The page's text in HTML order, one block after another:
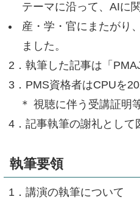
テーマに沿って、AIに
産・学・官にまたがり
ました。
2．執筆した記事は「
3．PMS資格者はCPUを
＊ 視聴に伴う受講証明
4．記事執筆の謝礼とし
執筆要領
1．講演の執筆について